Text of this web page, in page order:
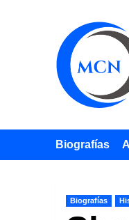
Biografías
Biografías